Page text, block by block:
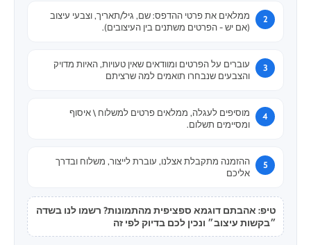
ממלאים את פרטי ההדפס: שם, גיל/תאריך, וצבעי עיצוב
(אם יש - הפרטים משתנים בין העיצובים).
עוברים על הפרטים ומוודאים שאין טעויות, האיות מדויק
והצבעים שנבחרו תואמים למה שרציתם
מוסיפים לעגלה, ממלאים פרטים למשלוח \ איסוף
ומסיימים תשלום.
ההזמנה מתקבלת אצלנו, עוברת לייצור, משלוח ובדרך
אליכם
טיפ: אהבתם דוגמא ספציפית מהתמונות? רשמו לנו בשדה
״בקשות עיצוב״ ונכין לכם בדיוק לפי זה